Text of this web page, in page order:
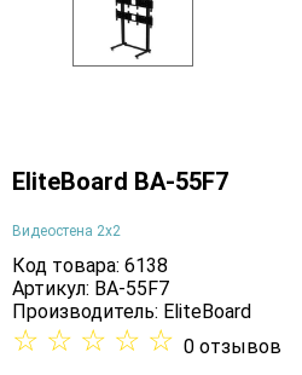
EliteBoard BA-55F7
Видеостена 2x2
Код товара: 6138
Артикул: BA-55F7
Производитель: EliteBoard
☆ ☆ ☆ ☆ ☆ 0 отзывов